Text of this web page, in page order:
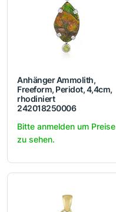
Anhänger Ammolith,
Freeform, Peridot, 4,4cm,
rhodiniert
242018250006
Bitte anmelden um Preise
zu sehen.